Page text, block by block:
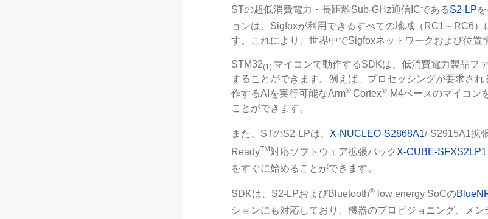
STの超低消費電力・長距離Sub-GHz通信ICであるS2-LP
ョンは、Sigfoxが利用できるすべての地域（RC1～RC6
す。これにより、世界中でSigfoxネットワークおよび位置
STM32(1) マイコンで動作するSDKは、低消費電力製品フ
することができます。例えば、プロセッシングが要求さ
作するAIを実行可能なArm® Cortex®-M4ベースのマイコン
ことができます。
また、STのS2-LPは、 X-NUCLEO-S2868A1/-S2915A1拡
ReadyTM 対応ソフトウェア拡張パック X-CUBE-SFXS2LP1
をすぐに始めることができます。
SDKは、S2-LPおよびBluetooth®low energy SoCの
ションにも対応しており、機器のプロビジョニング、メ